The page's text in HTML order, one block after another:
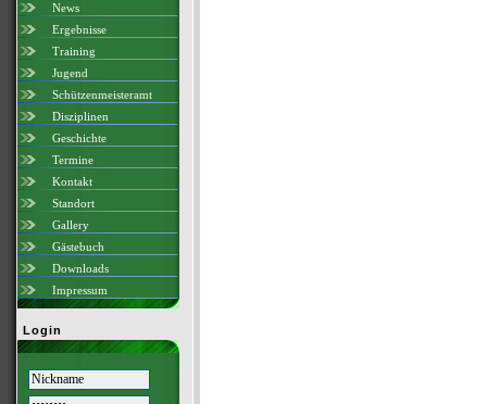
News
Ergebnisse
Training
Jugend
Schützenmeisteramt
Disziplinen
Geschichte
Termine
Kontakt
Standort
Gallery
Gästebuch
Downloads
Impressum
Login